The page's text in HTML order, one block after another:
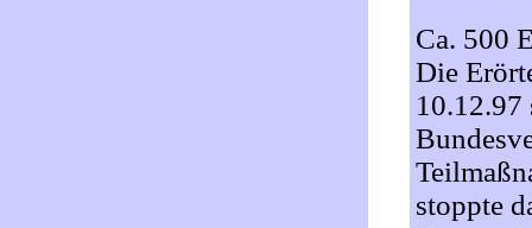
Ca. 500
Die
10.12.97
stoppte